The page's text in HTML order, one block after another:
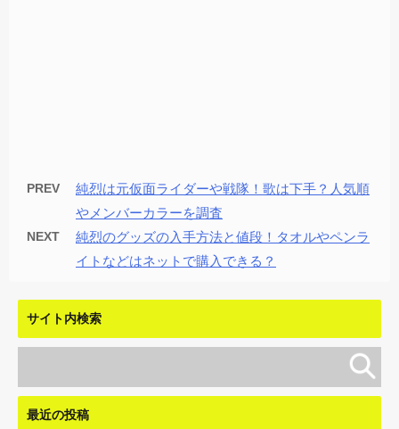
PREV
純烈は元仮面ライダーや戦隊！歌は下手？人気順
やメンバーカラーを調査
NEXT
純烈のグッズの入手方法と値段！タオルやペンラ
イトなどはネットで購入できる？
サイト内検索
最近の投稿